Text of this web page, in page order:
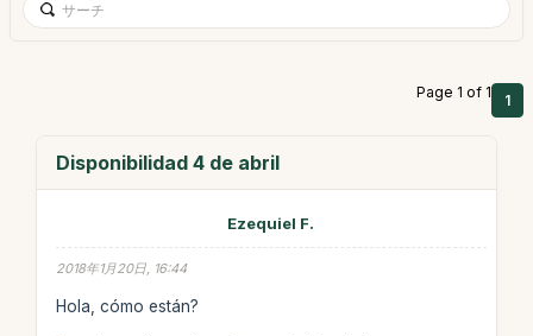
Page 1 of 1 1
Disponibilidad 4 de abril
Ezequiel F.
2018年1月20日, 16:44
Hola, cómo están?